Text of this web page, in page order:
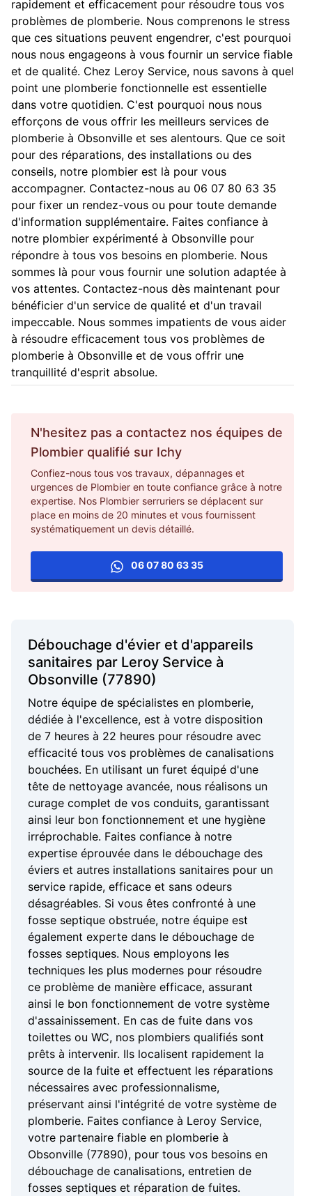
rapidement et efficacement pour résoudre tous vos
problèmes de plomberie. Nous comprenons le stress
que ces situations peuvent engendrer, c'est pourquoi
nous nous engageons à vous fournir un service fiable
et de qualité. Chez Leroy Service, nous savons à quel
point une plomberie fonctionnelle est essentielle
dans votre quotidien. C'est pourquoi nous nous
efforçons de vous offrir les meilleurs services de
plomberie à Obsonville et ses alentours. Que ce soit
pour des réparations, des installations ou des
conseils, notre plombier est là pour vous
accompagner. Contactez-nous au 06 07 80 63 35
pour fixer un rendez-vous ou pour toute demande
d'information supplémentaire. Faites confiance à
notre plombier expérimenté à Obsonville pour
répondre à tous vos besoins en plomberie. Nous
sommes là pour vous fournir une solution adaptée à
vos attentes. Contactez-nous dès maintenant pour
bénéficier d'un service de qualité et d'un travail
impeccable. Nous sommes impatients de vous aider
à résoudre efficacement tous vos problèmes de
plomberie à Obsonville et de vous offrir une
tranquillité d'esprit absolue.
N'hesitez pas a contactez nos équipes de
Plombier qualifié sur Ichy
Confiez-nous tous vos travaux, dépannages et
urgences de Plombier en toute confiance grâce à notre
expertise. Nos Plombier serruriers se déplacent sur
place en moins de 20 minutes et vous fournissent
systématiquement un devis détaillé.
06 07 80 63 35
Débouchage d'évier et d'appareils
sanitaires par Leroy Service à
Obsonville (77890)
Notre équipe de spécialistes en plomberie,
dédiée à l'excellence, est à votre disposition
de 7 heures à 22 heures pour résoudre avec
efficacité tous vos problèmes de canalisations
bouchées. En utilisant un furet équipé d'une
tête de nettoyage avancée, nous réalisons un
curage complet de vos conduits, garantissant
ainsi leur bon fonctionnement et une hygiène
irréprochable. Faites confiance à notre
expertise éprouvée dans le débouchage des
éviers et autres installations sanitaires pour un
service rapide, efficace et sans odeurs
désagréables. Si vous êtes confronté à une
fosse septique obstruée, notre équipe est
également experte dans le débouchage de
fosses septiques. Nous employons les
techniques les plus modernes pour résoudre
ce problème de manière efficace, assurant
ainsi le bon fonctionnement de votre système
d'assainissement. En cas de fuite dans vos
toilettes ou WC, nos plombiers qualifiés sont
prêts à intervenir. Ils localisent rapidement la
source de la fuite et effectuent les réparations
nécessaires avec professionnalisme,
préservant ainsi l'intégrité de votre système de
plomberie. Faites confiance à Leroy Service,
votre partenaire fiable en plomberie à
Obsonville (77890), pour tous vos besoins en
débouchage de canalisations, entretien de
fosses septiques et réparation de fuites.